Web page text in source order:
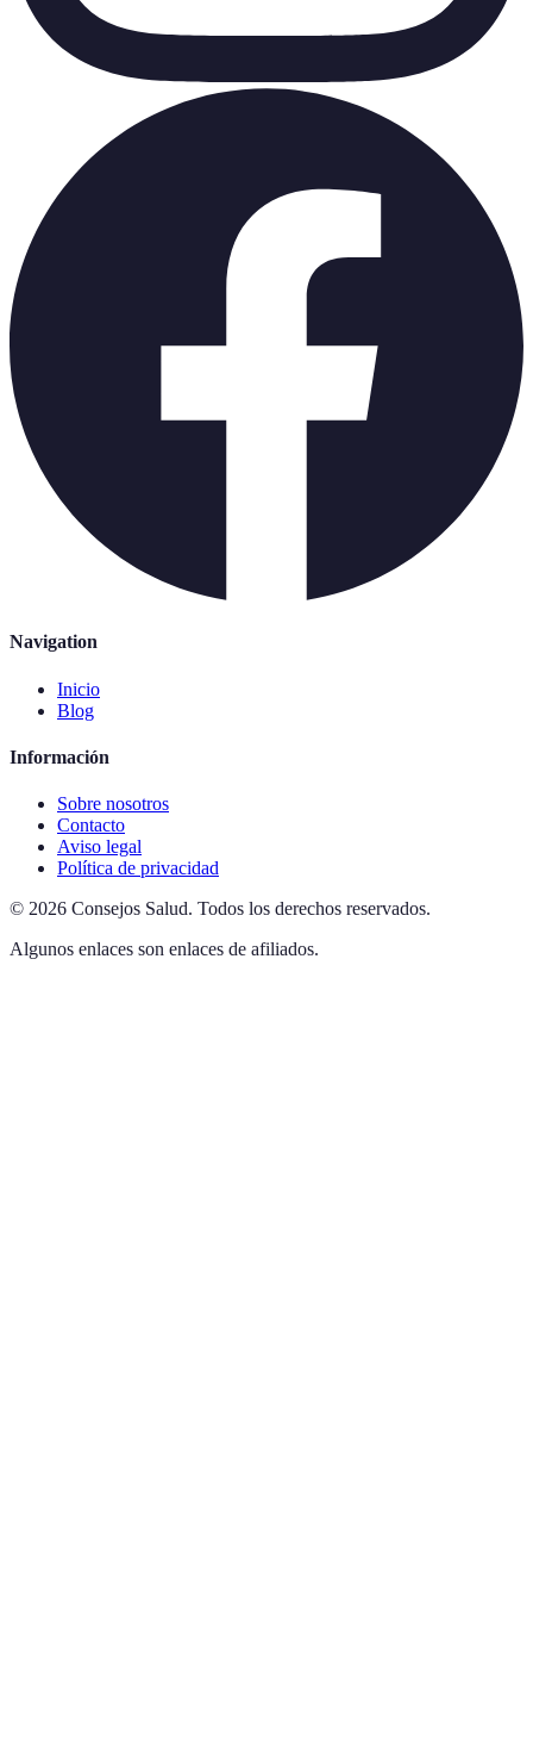
Navigation
Inicio
Blog
Información
Sobre nosotros
Contacto
Aviso legal
Política de privacidad
© 2026 Consejos Salud. Todos los derechos reservados.
Algunos enlaces son enlaces de afiliados.